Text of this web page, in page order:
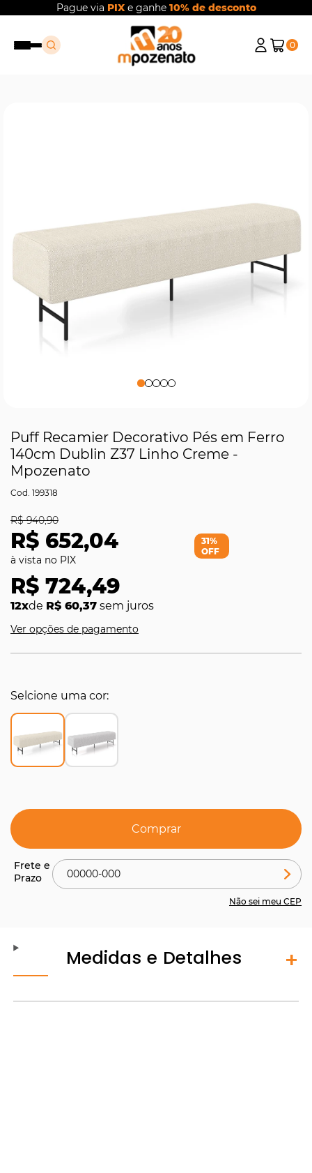
Pague via PIXe ganhe 10% de desconto
0
Puff Recamier Decorativo Pés em Ferro
140cm Dublin Z37 Linho Creme -
Mpozenato
199318
R$ 652,04
R$ 940,90
R$ 724,49
12xde R$ 60,37 sem juros
31%
OFF
Ver opções de pagamento
Selcione uma cor
Comprar
Não sei meu CEP
Medidas e Detalhes